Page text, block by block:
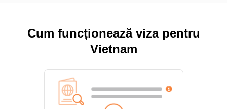
Cum funcționează viza pentru
Vietnam